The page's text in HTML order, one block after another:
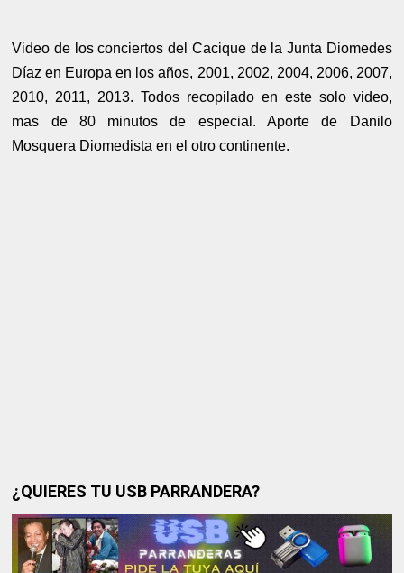
Video de los conciertos del Cacique de la Junta Diomedes
Díaz en Europa en los años, 2001, 2002, 2004, 2006, 2007,
2010, 2011, 2013. Todos recopilado en este solo video,
mas de 80 minutos de especial. Aporte de Danilo
Mosquera Diomedista en el otro continente.
¿QUIERES TU USB PARRANDERA?